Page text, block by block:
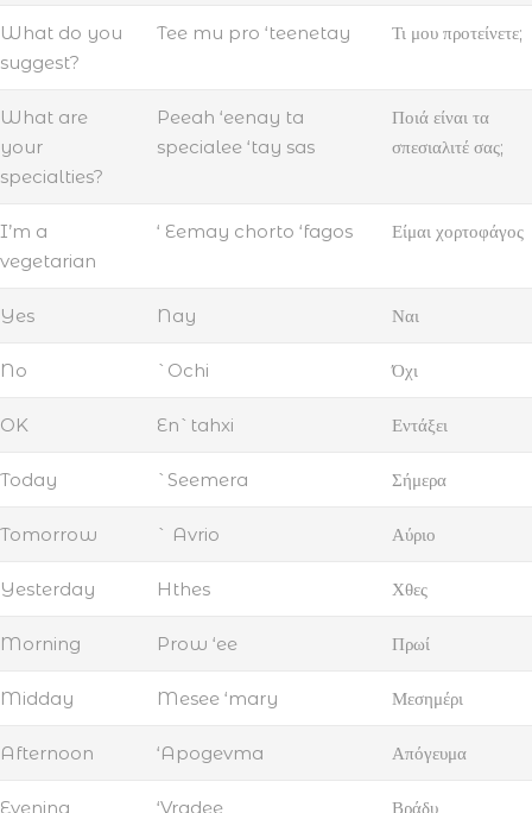
What do you
suggest?
Tee mu pro ‘teenetay Τι μου προτείνετε;
What are
your
specialties?
Peeah ‘eenay ta
specialee ‘tay sas
Ποιά είναι τα
σπεσιαλιτέ σας;
I’m a
vegetarian
‘ Eemay chorto ‘fagos Είμαι χορτοφάγος
Yes Nay Ναι
No `Ochi Όχι
OK En`tahxi Εντάξει
Today `Seemera Σήμερα
Tomorrow ` Avrio Αύριο
Yesterday Hthes Χθες
Morning Prow ‘ee Πρωί
Midday Mesee ‘mary Μεσημέρι
Afternoon ‘Apogevma Απόγευμα
Evening ‘Vradee Βράδυ